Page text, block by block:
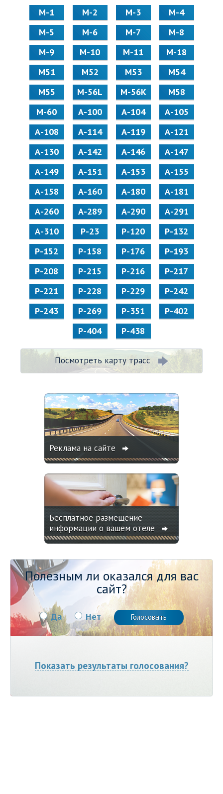
М-1 М-2 М-3
М-4
М-5
М-6 М-7
М-8
М-9
М-10 М-11
М-18
М51
М52 М53
М54
М55
M-56L M-56K
М58
M-60
А-100 А-104
А-105
А-108
А-114 А-119
А-121
А-130
А-142 А-146
А-147
А-149
А-151 А-153
А-155
А-158
А-160 А-180
А-181
А-260
А-289 А-290
А-291
А-310
Р-23 Р-120
Р-132
Р-152
Р-158 Р-176
Р-193
Р-208
Р-215 Р-216
Р-217
Р-221
Р-228 Р-229
Р-242
Р-243
Р-269 Р-351
Р-402
Р-404
Р-438
Посмотреть карту трасс
Реклама на сайте
Бесплатное размещение
информации о вашем отеле
Полезным ли оказался для вас
сайт?
Да Нет
Показать результаты голосования?